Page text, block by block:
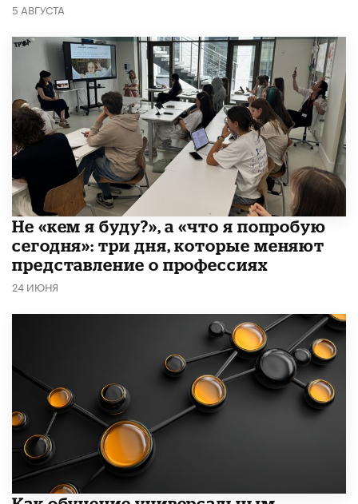
5 АВГУСТА
Не «кем я буду?», а «что я попробую
сегодня»: три дня, которые меняют
представление о профессиях
24 ИЮНЯ